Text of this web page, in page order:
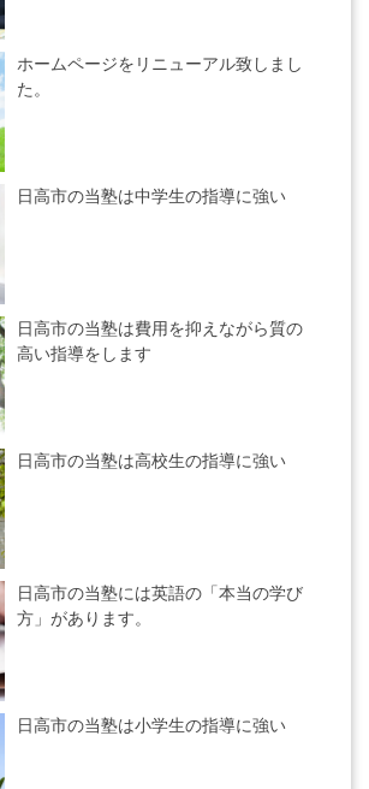
ホームページをリニューアル致しまし
た。
日高市の当塾は中学生の指導に強い
日高市の当塾は費用を抑えながら質の
高い指導をします
日高市の当塾は高校生の指導に強い
日高市の当塾には英語の「本当の学び
方」があります。
日高市の当塾は小学生の指導に強い